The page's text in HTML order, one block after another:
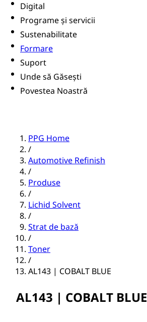
Digital
Programe și servicii
Sustenabilitate
Formare
Suport
Unde să Găsești
Povestea Noastră
PPG Home
/
Automotive Refinish
/
Produse
/
Lichid Solvent
/
Strat de bază
/
Toner
/
AL143 | COBALT BLUE
AL143 | COBALT BLUE